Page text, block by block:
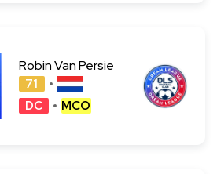
Robin Van Persie
71
DC
MCO